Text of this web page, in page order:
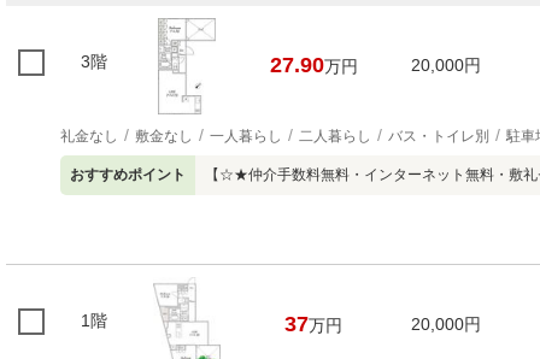
3階 27.90万円 20,000円
礼金なし 敷金なし 一人暮らし 二人暮らし バス・トイレ別 駐車
おすすめポイント 【☆★仲介手数料無料・インターネット無料・敷
1階 37万円 20,000円